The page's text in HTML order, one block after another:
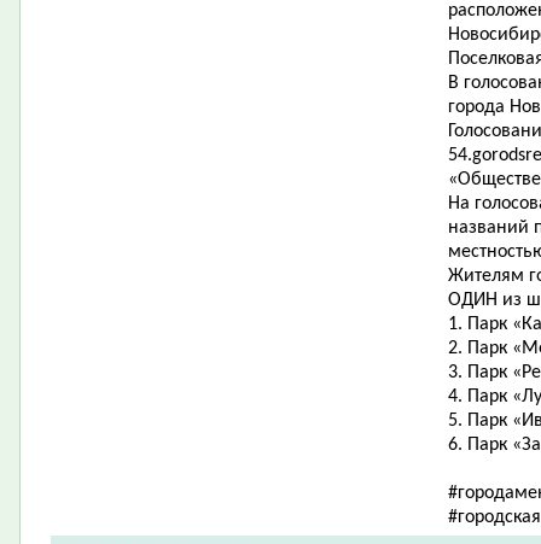
В
города
На
названий
Жителям
ОДИН из
1. Парк
2. Парк
3. Парк
4. Парк
5. Парк
6. Парк